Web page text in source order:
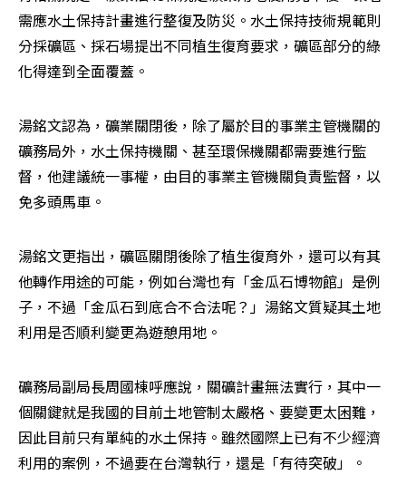
需應水土保持計畫進行整復及防災。水土保持技術規範則
分採礦區、採石場提出不同植生復育要求，礦區部分的綠
化得達到全面覆蓋。
湯銘文認為，礦業關閉後，除了屬於目的事業主管機關的
礦務局外，水土保持機關、甚至環保機關都需要進行監
督，他建議統一事權，由目的事業主管機關負責監督，以
免多頭馬車。
湯銘文更指出，礦區關閉後除了植生復育外，還可以有其
他轉作用途的可能，例如台灣也有「金瓜石博物館」是例
子，不過「金瓜石到底合不合法呢？」湯銘文質疑其土地
利用是否順利變更為遊憩用地。
礦務局副局長周國棟呼應說，關礦計畫無法實行，其中一
個關鍵就是我國的目前土地管制太嚴格、要變更太困難，
因此目前只有單純的水土保持。雖然國際上已有不少經濟
利用的案例，不過要在台灣執行，還是「有待突破」。